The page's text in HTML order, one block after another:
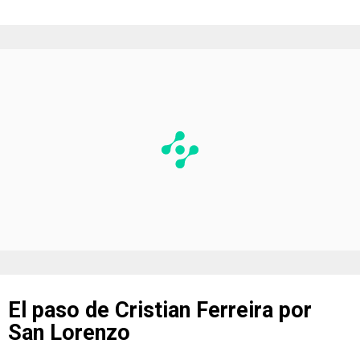
El paso de Cristian Ferreira por
San Lorenzo